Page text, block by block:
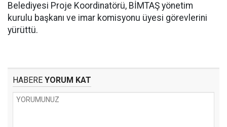
Belediyesi Proje Koordinatörü, BİMTAŞ yönetim
kurulu başkanı ve imar komisyonu üyesi görevlerini
yürüttü.
HABERE YORUM KAT